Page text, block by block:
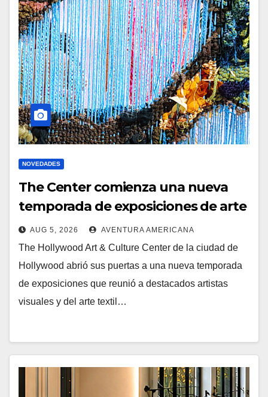
NOVEDADES
The Center comienza una nueva
temporada de exposiciones de arte
contemporáneo en Hollywood
AUG 5, 2026 AVENTURA AMERICANA
The Hollywood Art & Culture Center de la ciudad de
Hollywood abrió sus puertas a una nueva temporada
de exposiciones que reunió a destacados artistas
visuales y del arte textil…